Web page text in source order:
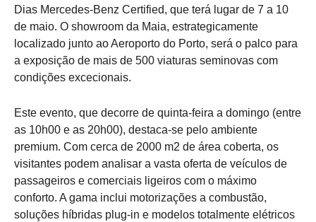
Dias Mercedes-Benz Certified, que terá lugar de 7 a 10
de maio. O showroom da Maia, estrategicamente
localizado junto ao Aeroporto do Porto, será o palco para
a exposição de mais de 500 viaturas seminovas com
condições excecionais.
Este evento, que decorre de quinta-feira a domingo (entre
as 10h00 e as 20h00), destaca-se pelo ambiente
premium. Com cerca de 2000 m2 de área coberta, os
visitantes podem analisar a vasta oferta de veículos de
passageiros e comerciais ligeiros com o máximo
conforto. A gama inclui motorizações a combustão,
soluções híbridas plug-in e modelos totalmente elétricos